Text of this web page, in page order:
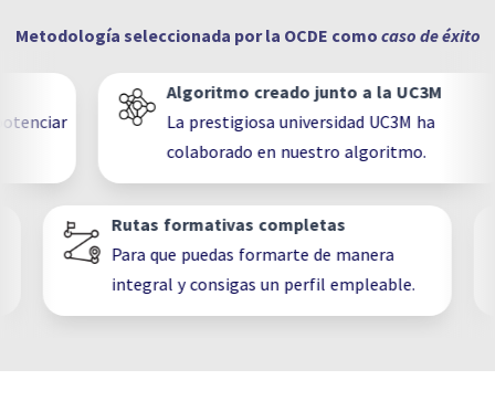
Metodología seleccionada por la OCDE como caso de éxito
Algoritmo creado junto a la UC3M
La prestigiosa universidad UC3M ha
colaborado en nuestro algoritmo.
Rutas formativas completas
Para que puedas formarte de manera
integral y consigas un perfil empleable.